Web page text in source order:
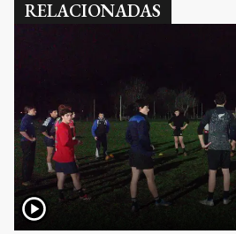
RELACIONADAS